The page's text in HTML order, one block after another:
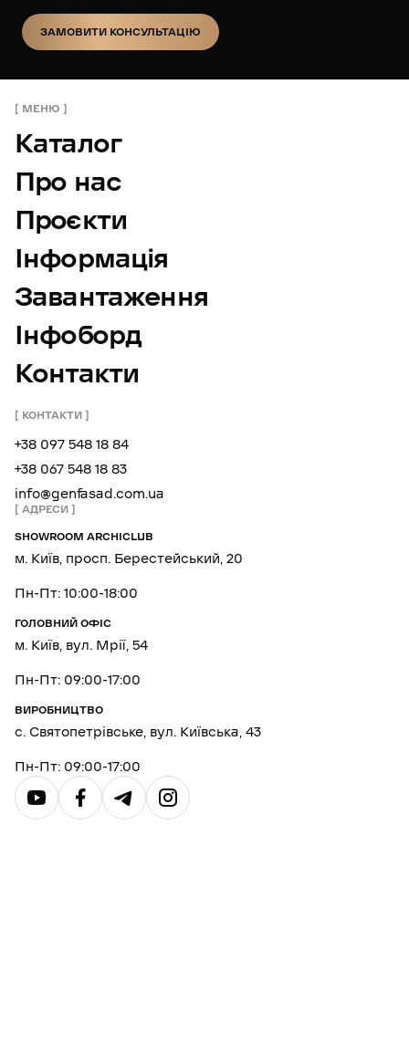
ЗАМОВИТИ КОНСУЛЬТАЦІЮ
МЕНЮ
Каталог
Про нас
Проєкти
Інформація
Завантаження
Інфоборд
Контакти
КОНТАКТИ
+38 097 548 18 84
+38 067 548 18 83
info@genfasad.com.ua
АДРЕСИ
SHOWROOM ARCHICLUB
м. Київ, просп. Берестейський, 20
Пн-Пт: 10:00-18:00
ГОЛОВНИЙ ОФІС
м. Київ, вул. Мрії, 54
Пн-Пт: 09:00-17:00
ВИРОБНИЦТВО
с. Святопетрівське, вул. Київська, 43
Пн-Пт: 09:00-17:00